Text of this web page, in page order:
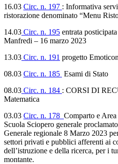
16.03 Circ. n. 197 : Informativa
ristorazione denominato “Menu
14.03 Circ. n. 195 entrata
Manfredi – 16 marzo 2023
13.03 Circ. n. 191 progetto
08.03 Circ. n. 185 Esami di Stato
08.03 Circ. n. 184 : CORSI DI
Matematica
03.03 Circ. n. 178 Comparto e
Scuola Sciopero generale
Generale regionale 8 Marzo 2023
settori privati e pubblici afferenti ai
dell’istruzione e della ricerca, per i
montante.